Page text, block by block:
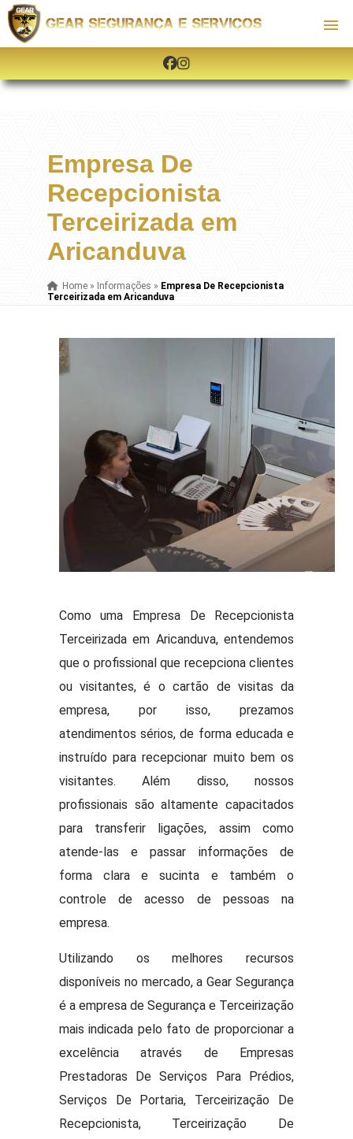
Empresa De
Recepcionista
Terceirizada em
Aricanduva
Home» Informações » Empresa De Recepcionista
Terceirizada em Aricanduva
Como uma Empresa De Recepcionista
Terceirizada em Aricanduva, entendemos
que o profissional que recepciona clientes
ou visitantes, é o cartão de visitas da
empresa, por isso, prezamos
atendimentos sérios, de forma educada e
instruído para recepcionar muito bem os
visitantes. Além disso, nossos
profissionais são altamente capacitados
para transferir ligações, assim como
atende-las e passar informações de
forma clara e sucinta e também o
controle de acesso de pessoas na
empresa.
Utilizando os melhores recursos
disponíveis no mercado, a Gear Segurança
é a empresa de Segurança e Terceirização
mais indicada pelo fato de proporcionar a
excelência através de Empresas
Prestadoras De Serviços Para Prédios,
Serviços De Portaria, Terceirização De
Recepcionista, Terceirização De